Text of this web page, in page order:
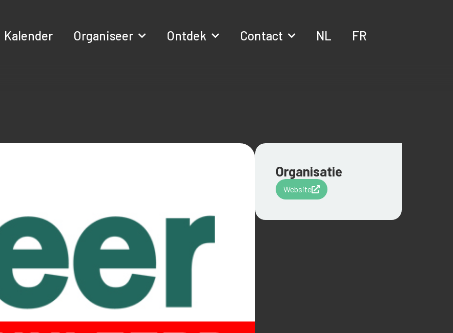
Kalender Organiseer Ontdek Contact NL
FR
Organisatie
Website